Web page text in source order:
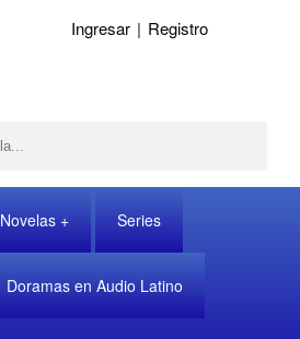
Ingresar | Registro
Novelas Series
Doramas en Audio Latino